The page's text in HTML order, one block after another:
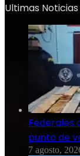
Ultimas Noticias
Federales
punto de
7 agosto,